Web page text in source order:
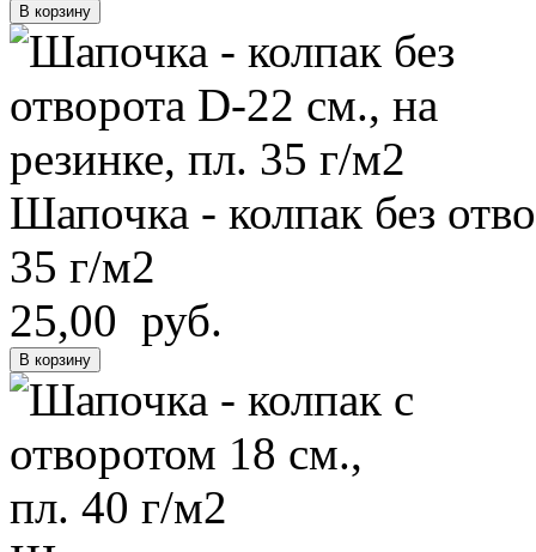
В корзину
Шапочка - колпак без
35 г/м2
25,00 руб.
В корзину